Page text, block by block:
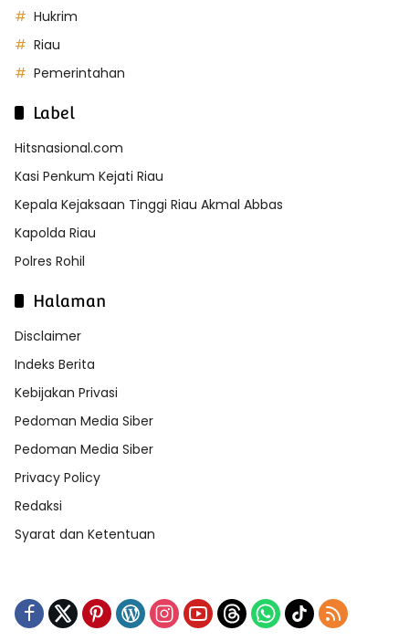
Hukrim
Riau
Pemerintahan
Label
Hitsnasional.com
Kasi Penkum Kejati Riau
Kepala Kejaksaan Tinggi Riau Akmal Abbas
Kapolda Riau
Polres Rohil
Halaman
Disclaimer
Indeks Berita
Kebijakan Privasi
Pedoman Media Siber
Pedoman Media Siber
Privacy Policy
Redaksi
Syarat dan Ketentuan